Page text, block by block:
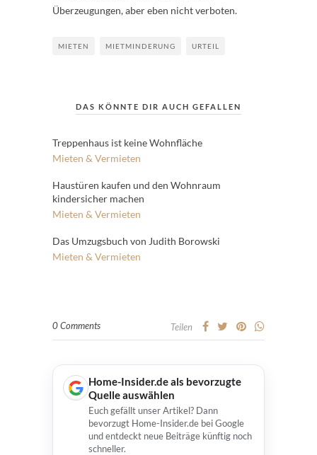
Überzeugungen, aber eben nicht verboten.
MIETEN MIETMINDERUNG URTEIL
DAS KÖNNTE DIR AUCH GEFALLEN
Treppenhaus ist keine Wohnfläche
Mieten & Vermieten
Haustüren kaufen und den Wohnraum
kindersicher machen
Mieten & Vermieten
Das Umzugsbuch von Judith Borowski
Mieten & Vermieten
0 Comments Teilen
Home-Insider.de als bevorzugte
Quelle auswählen
Euch gefällt unser Artikel? Dann
bevorzugt Home-Insider.de bei Google
und entdeckt neue Beiträge künftig noch
schneller.